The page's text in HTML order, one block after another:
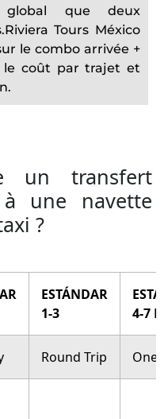
que deux
Tours México
le combo arrivée +
coût par trajet et
un transfert
une navette
?
ESTÁNDAR
1-3
4-7
Round Trip One